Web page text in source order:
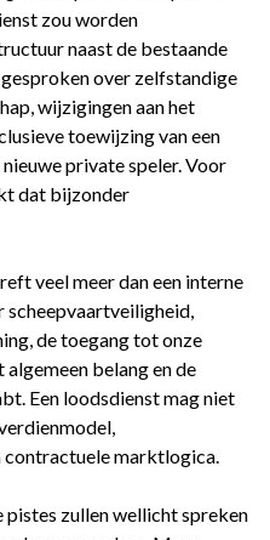
zou worden
naast de bestaande
over zelfstandige
wijzigingen aan het
toewijzing van een
private speler. Voor
dat bijzonder
veel meer dan een interne
de toegang tot onze
algemeen belang en de
Een loodsdienst mag niet
contractuele marktlogica.
zullen wellicht spreken